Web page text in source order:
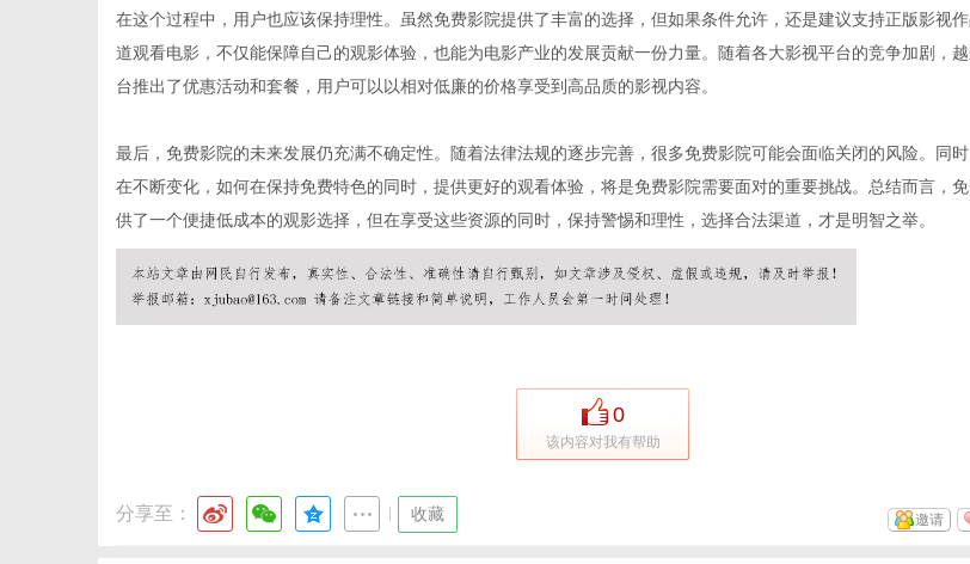
在这个过程中，用户也应该保持理性。虽然免费影院提供了丰富的选择，但如果条件允许，还是建议支持正版影视
道观看电影，不仅能保障自己的观影体验，也能为电影产业的发展贡献一份力量。随着各大影视平台的竞争加剧，
台推出了优惠活动和套餐，用户可以以相对低廉的价格享受到高品质的影视内容。
最后，免费影院的未来发展仍充满不确定性。随着法律法规的逐步完善，很多免费影院可能会面临关闭的风险。同
在不断变化，如何在保持免费特色的同时，提供更好的观看体验，将是免费影院需要面对的重要挑战。总结而言，
供了一个便捷低成本的观影选择，但在享受这些资源的同时，保持警惕和理性，选择合法渠道，才是明智之举。
0
该内容对我有帮助
分享至： 收藏 邀请